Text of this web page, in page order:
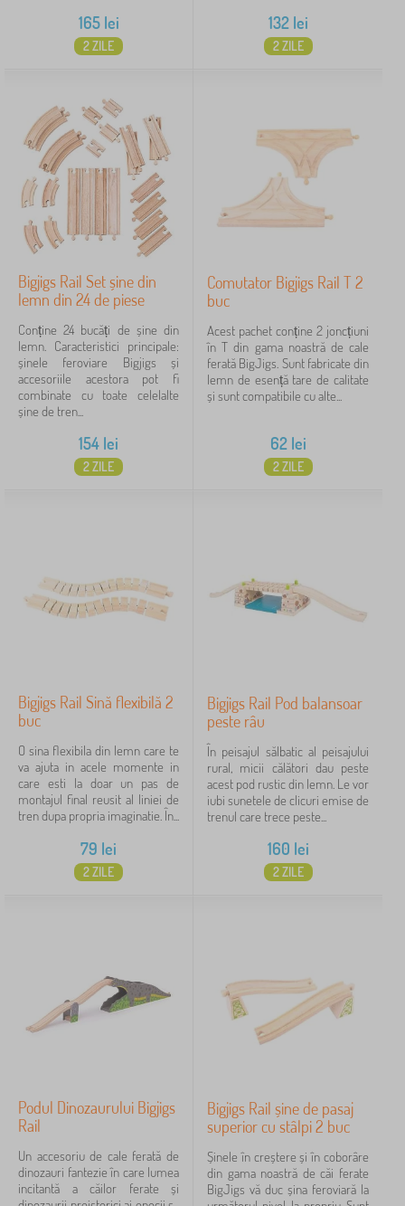
165lei
2 ZILE
132lei
2 ZILE
Bigjigs Rail Set șine din
lemn din 24 de piese
Conține 24 bucăți de șine din
lemn. Caracteristici principale:
șinele feroviare Bigjigs și
accesoriile acestora pot fi
combinate cu toate celelalte
șine de tren...
154 lei
2 ZILE
Comutator Bigjigs Rail T 2
buc
Acest pachet conține 2 joncțiuni
în T din gama noastră de cale
ferată BigJigs. Sunt fabricate din
lemn de esență tare de calitate
și sunt compatibile cu alte...
62lei
2 ZILE
Bigjigs Rail Sină flexibilă 2
buc
O sina flexibila din lemn care te
va ajuta in acele momente in
care esti la doar un pas de
montajul final reusit al liniei de
tren dupa propria imaginatie. În...
79 lei
2 ZILE
Bigjigs Rail Pod balansoar
peste râu
În peisajul sălbatic al peisajului
rural, micii călători dau peste
acest pod rustic din lemn. Le vor
iubi sunetele de clicuri emise de
trenul care trece peste...
160 lei
2 ZILE
Podul Dinozaurului Bigjigs
Rail
Un accesoriu de cale ferată de
dinozauri fantezie în care lumea
incitantă a căilor ferate și
Bigjigs Rail șine de pasaj
superior cu stâlpi 2 buc
Șinele în creștere și în coborâre
din gama noastră de căi ferate
BigJigs vă duc șina feroviară la